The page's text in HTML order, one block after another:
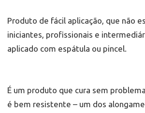
Produto de fácil aplicação, que não
iniciantes, profissionais e
aplicado com espátula ou pincel.
É um produto que cura sem
é bem resistente – um dos